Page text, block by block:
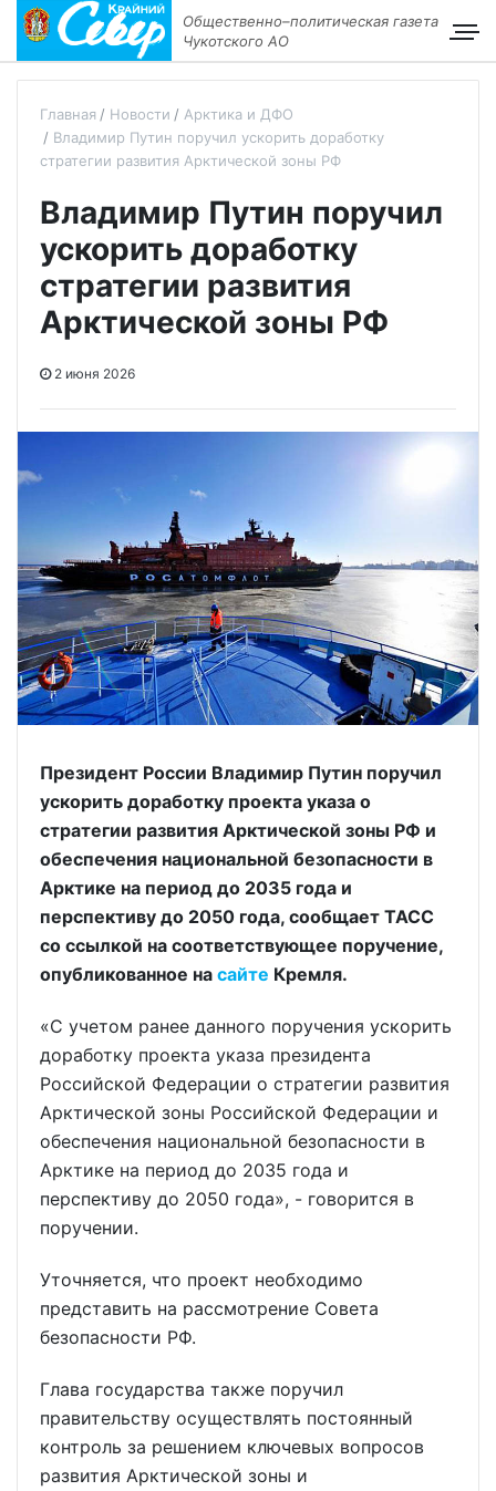
Общественно–политическая газета
Чукотского АО
Главная Новости
Арктика и ДФО
Владимир Путин поручил ускорить доработку
стратегии развития Арктической зоны РФ
Владимир Путин поручил
ускорить доработку
стратегии развития
Арктической зоны РФ
2 июня 2026
Президент России Владимир Путин поручил
ускорить доработку проекта указа о
стратегии развития Арктической зоны РФ и
обеспечения национальной безопасности в
Арктике на период до 2035 года и
перспективу до 2050 года, сообщает ТАСС
со ссылкой на соответствующее поручение,
опубликованное на сайте Кремля.
«С учетом ранее данного поручения ускорить
доработку проекта указа президента
Российской Федерации о стратегии развития
Арктической зоны Российской Федерации и
обеспечения национальной безопасности в
Арктике на период до 2035 года и
перспективу до 2050 года», - говорится в
поручении.
Уточняется, что проект необходимо
представить на рассмотрение Совета
безопасности РФ.
Глава государства также поручил
правительству осуществлять постоянный
контроль за решением ключевых вопросов
развития Арктической зоны и